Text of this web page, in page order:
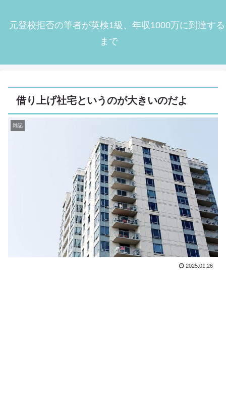
元登校拒否の筆者が英検1級、年収1000万に到達する
まで
借り上げ社宅というのが大きいのだよ
雑記
2025.01.26